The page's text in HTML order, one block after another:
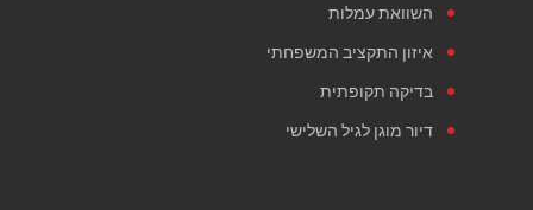
השוואת עמלות
איזון התקציב המשפחתי
בדיקה תקופתית
דיור מוגן לגיל השלישי